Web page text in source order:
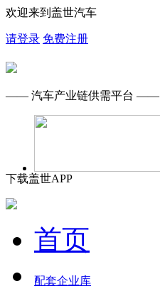
欢迎来到盖世汽车
请登录 免费注册
—— 汽车产业链供需平台 ——
下载盖世APP
首页
配套企业库